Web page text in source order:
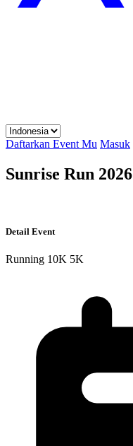
Daftarkan Event Mu Masuk
Sunrise Run 2026
Detail Event
Running 10K 5K